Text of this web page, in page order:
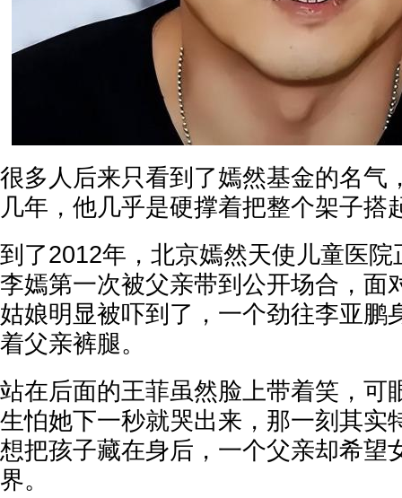
很多人后来只看到了嫣然基金的名气
几年，他几乎是硬撑着把整个架子搭
到了2012年，北京嫣然天使儿童医
李嫣第一次被父亲带到公开场合，面
姑娘明显被吓到了，一个劲往李亚鹏
着父亲裤腿。
站在后面的王菲虽然脸上带着笑，可
生怕她下一秒就哭出来，那一刻其实
想把孩子藏在身后，一个父亲却希望
界。